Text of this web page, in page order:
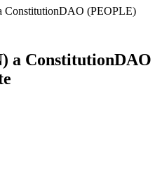
ConstitutionDAO (PEOPLE)
a ConstitutionDAO